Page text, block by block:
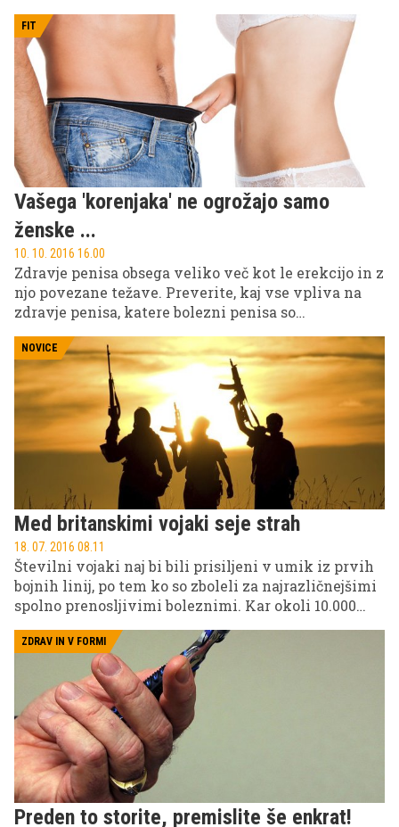
ki se je pred dnevi pojavil na svetovnem spletu. 26-
letna Aliana Lozada Gonzales bo namreč skočila
med rjuhe z arabskim poslovnežem in njegovim
bratom, za svoje 'delo' pa bo bogato nagrajena.
FIT
Vašega 'korenjaka' ne ogrožajo samo
ženske ...
10. 10. 2016 16.00
Zdravje penisa obsega veliko več kot le erekcijo in z
njo povezane težave. Preverite, kaj vse vpliva na
zdravje penisa, katere bolezni penisa so
NOVICE
Med britanskimi vojaki seje strah
18. 07. 2016 08.11
Številni vojaki naj bi bili prisiljeni v umik iz prvih
bojnih linij, po tem ko so zboleli za najrazličnejšimi
spolno prenosljivimi boleznimi. Kar okoli 10.000
na fronti od leta 2012, med temi pa naj bi jih bilo
okoli 100 okuženih z virusom HIV.
ZDRAV IN V FORMI
Preden to storite, premislite še enkrat!